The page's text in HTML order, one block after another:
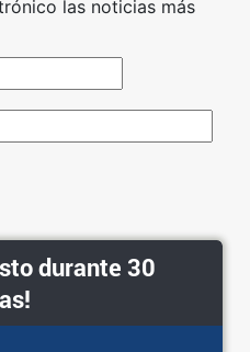
las noticias más
durante 30